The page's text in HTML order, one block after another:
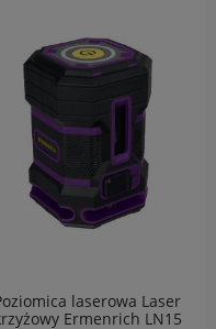
laserowa Laser
Ermenrich LN15